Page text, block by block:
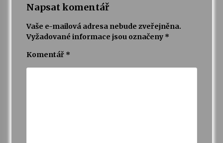
Napsat komentář
Vaše e-mailová adresa nebude zveřejněna.
Vyžadované informace jsou označeny *
Komentář *